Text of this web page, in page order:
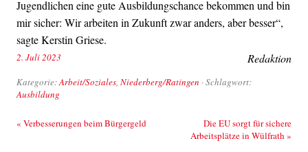
Jugendlichen eine gute Ausbildungschance bekommen und bin
mir sicher: Wir arbeiten in Zukunft zwar anders, aber besser“,
sagte Kerstin Griese.
Redaktion
2. Juli 2023
Kategorie:Arbeit/Soziales, Niederberg/Ratingen · Schlagwort:
Ausbildung
Beitrags-Navigation
« Verbesserungen beim Bürgergeld
Die EU sorgt für sichere
Arbeitsplätze in Wülfrath »